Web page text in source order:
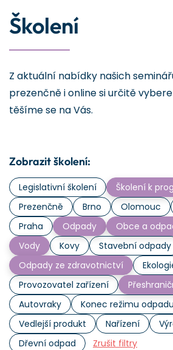
Školení
Z aktuální nabídky našich
prezenčně i online si určitě
těšíme se na Vás.
Zobrazit školení:
Legislativní školení Školení k
Prezenčně
Brno Olomouc
Praha
Odpady Obce a
Vody
Kovy
Stavební odpady
Odpady ze zdravotnictví
Provozovatel zařízení
Autovraky
Konec režimu odpadu
Vedlejší produkt
Nařízení
Dřevní odpad
Zrušit filtry